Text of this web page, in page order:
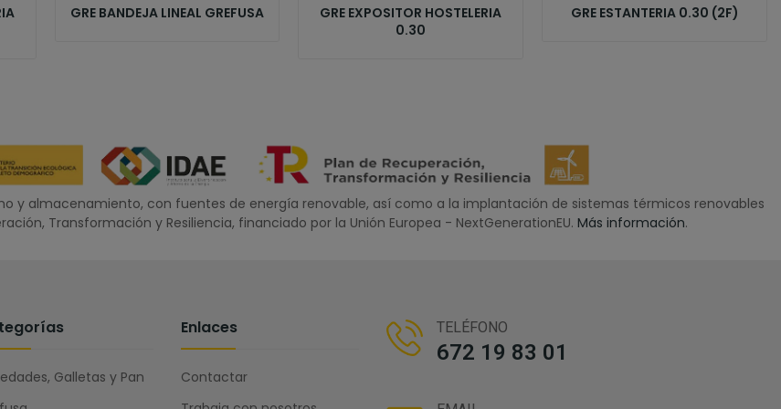
GRE BANDEJA LINEAL GREFUSA
GRE EXPOSITOR HOSTELERIA
0.30
GRE ESTANTERIA 0.30 (2F)
y almacenamiento, con fuentes de energía renovable, así como a la implantación de sistemas térmicos renovables
Transformación y Resiliencia, financiado por la Unión Europea - NextGenerationEU. Más información.
Galletas y Pan
Enlaces
Contactar
TELÉFONO
672 19 83 01